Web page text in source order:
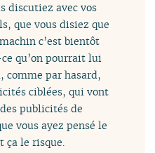
discutiez avec vos
que vous disiez que
c’est bientôt
qu’on pourrait lui
comme par hasard,
ciblées, qui vont
publicités de
vous ayez pensé le
ça le risque.